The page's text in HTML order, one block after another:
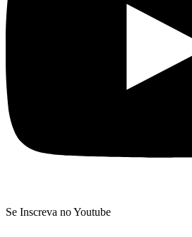
Se Inscreva no Youtube